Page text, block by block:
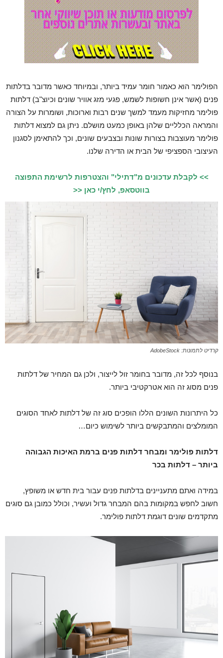
הפולימר הוא כאמור חומר עמיד ביותר, ובמיוחד כאשר מדובר בדלתות
פנים (אשר אינן חשופות לשמש, פגעי מזג אוויר שונים וכיוצ"ב) דלתות
פולימר מחזיקות מעמד למשך שנים רבות וארוכות, ושומרות על הצורה
והמראה הכלליים שלהן באופן כמעט מושלם. ניתן גם למצוא דלתות
פולימר מעוצבות בצורות שונות ובצבעים שונים, וכך להתאימן לסגנון
העיצובי הספציפי של הבית או הדירה שלנו.
>> לקבלת עדכונים מ"דתילי" והצטרפות לרשימת התפוצה
בווטסאפ, לחץ/י כאן <<
קרדיט לתמונות: AdobeStock
בנוסף לכל זה, מדובר בחומר זול לייצור, ולכן גם המחיר של דלתות
פנים מסוג זה הוא אטרקטיבי ביותר.
כל היתרונות השונים הללו הופכים סוג זה של דלתות לאחד הסוגים
המומלצים והמתבקשים ביותר לשימוש כיום…
דלתות פולימר ומבחר דלתות פנים ברמת האיכות הגבוהה
ביותר – דלתות בכר
במידה ואתם מתעניינים בדלתות פנים עבור בית חדש או משופץ,
חשוב לחפש במקומות בהם המבחר גדול ועשיר, וכולל כמובן גם סוגים
מתקדמים שונים דוגמת דלתות פולימר.